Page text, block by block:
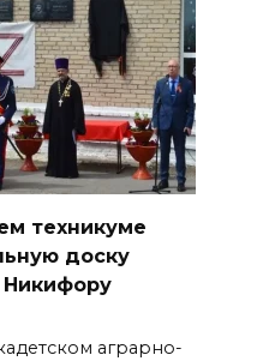
техникуме
доску
Никифору
аграрно-